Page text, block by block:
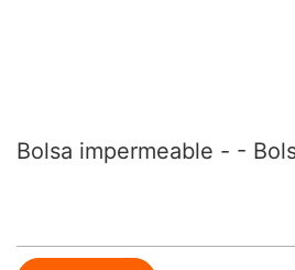
Bolsa impermeable - -